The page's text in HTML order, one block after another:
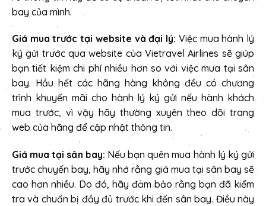
bay của mình.
Giá mua trước tại website và đại lý: Việc mua hành lý
ký gửi trước qua website của Vietravel Airlines sẽ giúp
bạn tiết kiệm chi phí nhiều hơn so với việc mua tại sân
bay. Hầu hết các hãng hàng không đều có chương
trình khuyến mãi cho hành lý ký gửi nếu hành khách
mua trước, vì vậy hãy thường xuyên theo dõi trang
web của hãng để cập nhật thông tin.
Giá mua tại sân bay: Nếu bạn quên mua hành lý ký gửi
trước chuyến bay, hãy nhớ rằng giá mua tại sân bay sẽ
cao hơn nhiều. Do đó, hãy đảm bảo rằng bạn đã kiểm
tra và chuẩn bị đầy đủ trước khi đến sân bay. Điều này